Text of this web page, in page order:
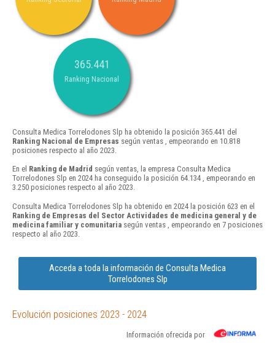
365.441
Ranking Nacional
Consulta Medica Torrelodones Slp ha obtenido la posición 365.441 del
Ranking Nacional de Empresas según ventas , empeorando en 10.818
posiciones respecto al año 2023.
En el Ranking de Madrid según ventas, la empresa Consulta Medica
Torrelodones Slp en 2024 ha conseguido la posición 64.134 , empeorando en
3.250 posiciones respecto al año 2023.
Consulta Medica Torrelodones Slp ha obtenido en 2024 la posición 623 en el
Ranking de Empresas del Sector Actividades de medicina general y de
medicina familiar y comunitaria según ventas , empeorando en 7 posiciones
respecto al año 2023.
Acceda a toda la información de Consulta Medica
Torrelodones Slp
Evolución posiciones 2023 - 2024
Información ofrecida por